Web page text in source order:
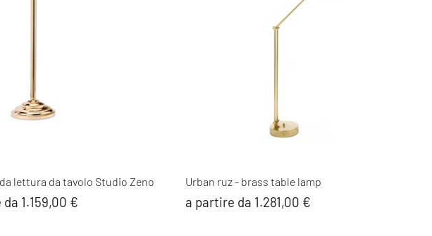
lettura da tavolo Studio Zeno
1.159,00 €
Urban ruz - brass table lamp
a partire da 1.281,00 €